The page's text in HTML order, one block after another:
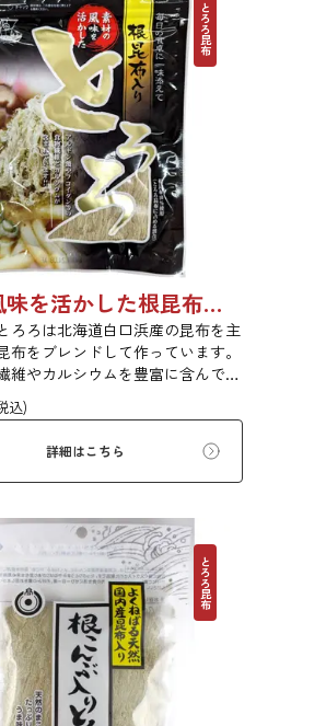
とろろ昆布
素材の風味を活かした根昆布入りとろろ 65g 単品 5袋セット 20袋セット 1736
ろろは北海道白口浜産の昆布を主
布をブレンドして作っています。
維やカルシウムを豊富に含んでい
んわりと削っており、ご飯やお吸
に入れて美味しく召し上がれま
でとろーり、つるっと広がる根昆
を是非ご賞味ください。
込)
詳細はこちら
とろろ昆布